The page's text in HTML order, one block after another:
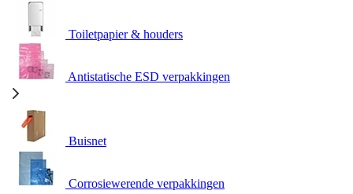
Toiletpapier & houders
Antistatische ESD verpakkingen
Buisnet
Corrosiewerende verpakkingen